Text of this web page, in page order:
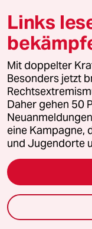
Links
Mit doppelter
Besonders jetzt
Daher gehen 50
eine Kampagne,
und Jugendorte